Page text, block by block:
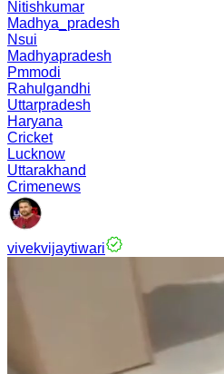
Nitishkumar
Madhya_pradesh
Nsui
Madhyapradesh
Pmmodi
Rahulgandhi
Uttarpradesh
Haryana
Cricket
Lucknow
Uttarakhand
Crimenews
vivekvijaytiwari